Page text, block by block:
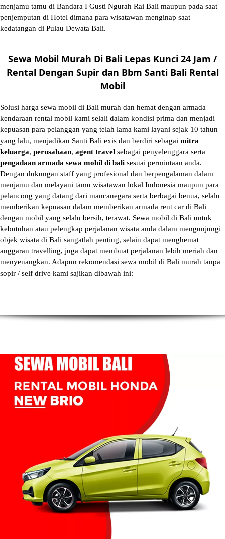
menjamu tamu di Bandara I Gusti Ngurah Rai Bali maupun pada saat
penjemputan di Hotel dimana para wisatawan menginap saat
kedatangan di Pulau Dewata Bali.
Sewa Mobil Murah Di Bali Lepas Kunci 24 Jam /
Rental Dengan Supir dan Bbm Santi Bali Rental
Mobil
Solusi harga sewa mobil di Bali murah dan hemat dengan armada
kendaraan rental mobil kami selali dalam kondisi prima dan menjadi
kepuasan para pelanggan yang telah lama kami layani sejak 10 tahun
yang lalu, menjadikan Santi Bali exis dan berdiri sebagai mitra
keluarga, perusahaan, agent travel sebagai penyelenggara serta
pengadaan armada sewa mobil di bali sesuai permintaan anda.
Dengan dukungan staff yang profesional dan berpengalaman dalam
menjamu dan melayani tamu wisatawan lokal Indonesia maupun para
pelancong yang datang dari mancanegara serta berbagai benua, selalu
memberikan kepuasan dalam memberikan armada rent car di Bali
dengan mobil yang selalu bersih, terawat. Sewa mobil di Bali untuk
kebutuhan atau pelengkap perjalanan wisata anda dalam mengunjungi
objek wisata di Bali sangatlah penting, selain dapat menghemat
anggaran travelling, juga dapat membuat perjalanan lebih meriah dan
menyenangkan. Adapun rekomendasi sewa mobil di Bali murah tanpa
sopir / self drive kami sajikan dibawah ini: